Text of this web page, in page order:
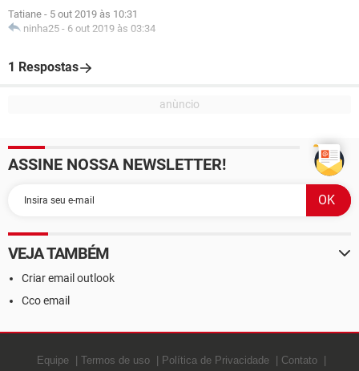
Tatiane - 5 out 2019 às 10:31
ninha25 - 6 out 2019 às 03:34
1 Respostas
ASSINE NOSSA NEWSLETTER!
VEJA TAMBÉM
Criar email outlook
Cco email
Equipe Termos de uso Política de Privacidade Contato